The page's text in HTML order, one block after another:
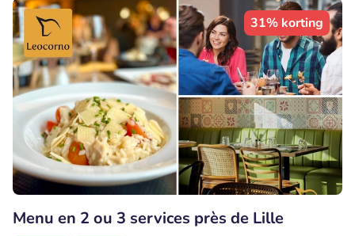
31% korting
Menu en 2 ou 3 services près de Lille